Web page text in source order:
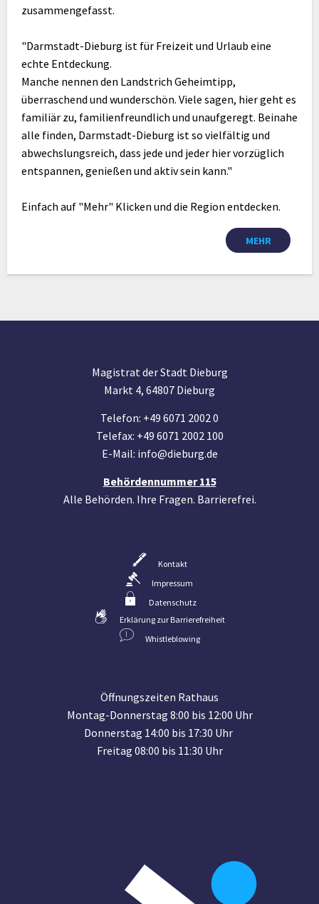
zusammengefasst.
"Darmstadt-Dieburg ist für Freizeit und Urlaub eine
echte Entdeckung.
Manche nennen den Landstrich Geheimtipp,
überraschend und wunderschön. Viele sagen, hier geht es
familiär zu, familienfreundlich und unaufgeregt. Beinahe
alle finden, Darmstadt-Dieburg ist so vielfältig und
abwechslungsreich, dass jede und jeder hier vorzüglich
entspannen, genießen und aktiv sein kann."
Einfach auf "Mehr" Klicken und die Region entdecken.
MEHR
Magistrat der Stadt Dieburg
Markt 4, 64807 Dieburg
Telefon: +49 6071 2002 0
Telefax: +49 6071 2002 100
E-Mail: info@dieburg.de
Behördennummer 115
Alle Behörden. Ihre Fragen. Barrierefrei.
Kontakt
Impressum
Datenschutz
Erklärung zur Barrierefreiheit
Whistleblowing
Öffnungszeiten Rathaus
Montag-Donnerstag 8:00 bis 12:00 Uhr
Donnerstag 14:00 bis 17:30 Uhr
Freitag 08:00 bis 11:30 Uhr